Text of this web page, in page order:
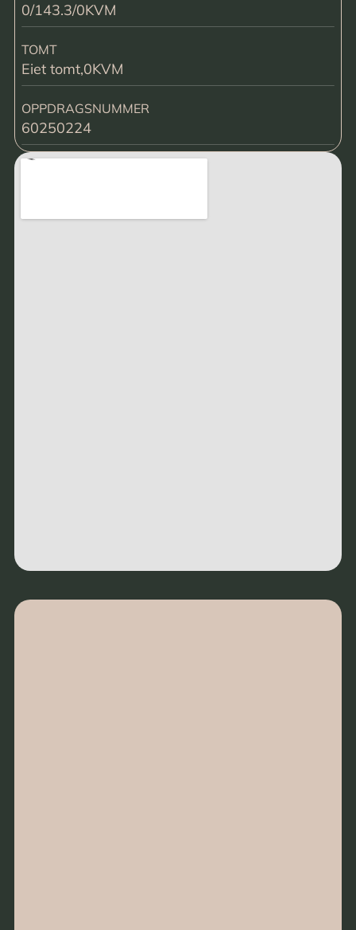
0/143.3/0KVM
TOMT
Eiet tomt,0KVM
OPPDRAGSNUMMER
60250224